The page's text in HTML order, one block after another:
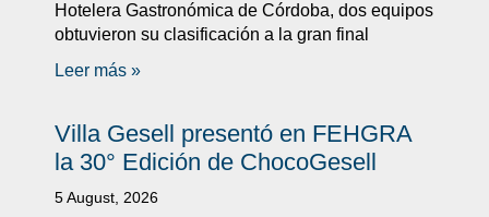
Hotelera Gastronómica de Córdoba, dos equipos
obtuvieron su clasificación a la gran final
Leer más »
Villa Gesell presentó en FEHGRA
la 30° Edición de ChocoGesell
5 August, 2026